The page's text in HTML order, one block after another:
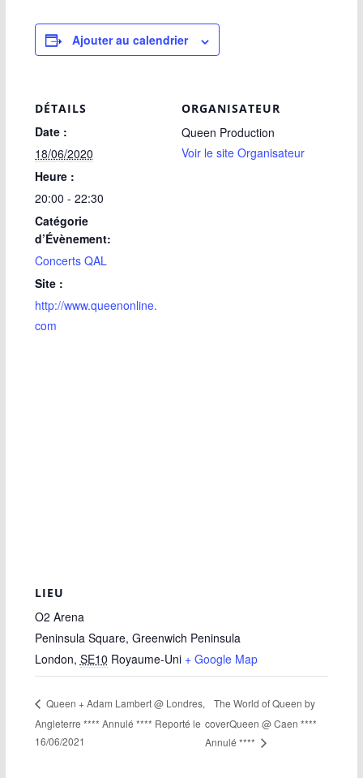
Ajouter au calendrier
DÉTAILS
Date :
18/06/2020
Heure :
20:00 - 22:30
Catégorie
d’Évènement:
Concerts QAL
Site :
http://www.queenonline.
com
ORGANISATEUR
Queen Production
Voir le site Organisateur
LIEU
O2 Arena
Peninsula Square, Greenwich Peninsula
London, SE10 Royaume-Uni + Google Map
Queen + Adam Lambert @ Londres,
Angleterre **** Annulé **** Reporté le
16/06/2021
The World of Queen by
coverQueen @ Caen ****
Annulé ****